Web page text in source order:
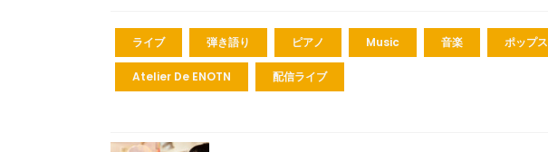
ライブ 弾き語り ピアノ Music 音楽 ポップス
Atelier De ENOTN 配信ライブ